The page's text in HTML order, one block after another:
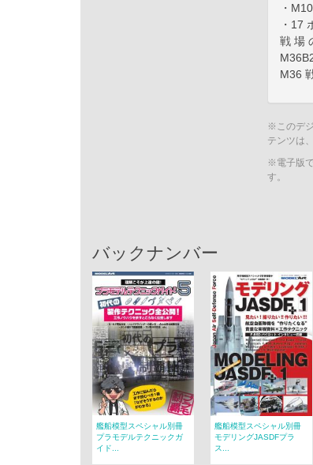
・
・17
戦 場
M36
※このデ
テンツは
※電子版
す。
バックナンバー
艦船模型スペシャル別冊
プラモデルテクニックガ
イド...
艦船模型スペシャル別冊
モデリングJASDFプラ
ス...